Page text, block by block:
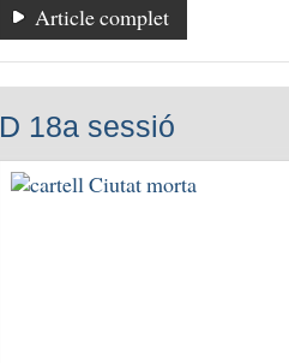
Article complet
D 18a sessió